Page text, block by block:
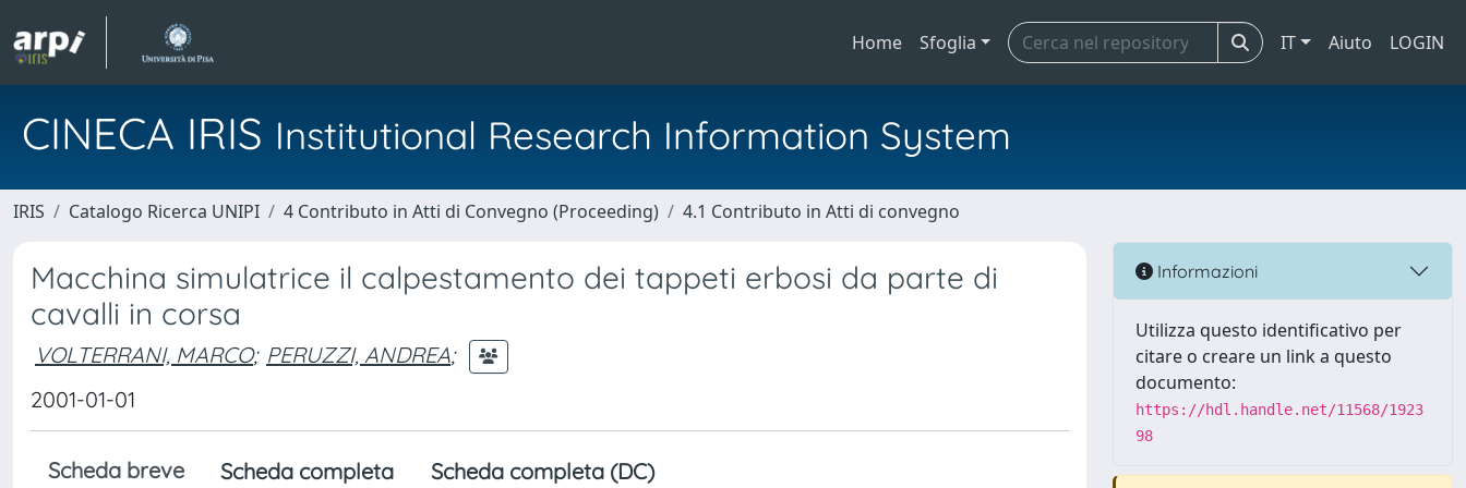
Home Sfoglia IT Aiuto LOGIN
CINECA IRIS Institutional Research Information System
IRIS Catalogo Ricerca UNIPI 4 Contributo in Atti di Convegno (Proceeding) 4.1 Contributo in Atti di convegno
Macchina simulatrice il calpestamento dei tappeti erbosi da parte di
cavalli in corsa
VOLTERRANI, MARCO; PERUZZI, ANDREA;
2001-01-01
Scheda breve Scheda completa Scheda completa (DC)
Informazioni
Utilizza questo identificativo per
citare o creare un link a questo
documento:
https://hdl.handle.net/11568/1923
98